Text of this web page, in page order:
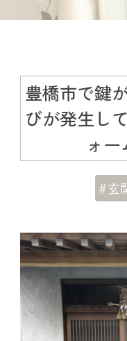
豊橋市で鍵
びが発生し
ォー
#玄